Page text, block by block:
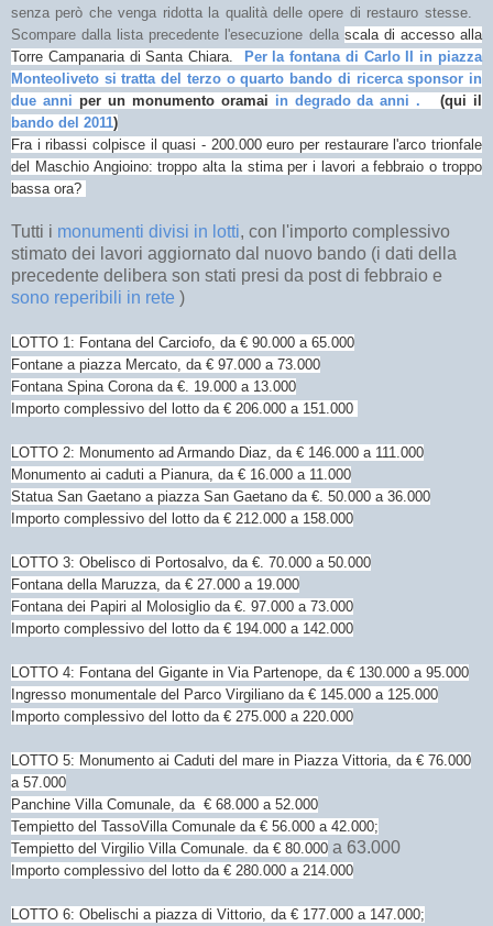
senza però che venga ridotta la qualità delle opere di restauro stesse.
Scompare dalla lista precedente l'esecuzione della scala di accesso alla
Torre Campanaria di Santa Chiara.
Per la fontana di Carlo II in piazza
Monteoliveto si tratta del terzo o quarto bando di ricerca sponsor in
due anni per un monumento oramai in degrado da anni .(qui il
bando del 2011)
Fra i ribassi colpisce il quasi - 200.000 euro per restaurare l'arco trionfale
del Maschio Angioino: troppo alta la stima per i lavori a febbraio o troppo
bassa ora?
Tutti i monumenti divisi in lotti, con l'importo complessivo
stimato dei lavori aggiornato dal nuovo bando (i dati della
precedente delibera son stati presi da post di febbraio e
sono reperibili in rete )
LOTTO 1: Fontana del Carciofo, da € 90.000 a 65.000
Fontane a piazza Mercato, da € 97.000 a 73.000
Fontana Spina Corona da €. 19.000 a 13.000
Importo complessivo del lotto da € 206.000 a 151.000
LOTTO 2: Monumento ad Armando Diaz, da € 146.000 a 111.000
Monumento ai caduti a Pianura, da € 16.000 a 11.000
Statua San Gaetano a piazza San Gaetano da €. 50.000 a 36.000
Importo complessivo del lotto da € 212.000 a 158.000
LOTTO 3: Obelisco di Portosalvo, da €. 70.000 a 50.000
Fontana della Maruzza, da € 27.000 a 19.000
Fontana dei Papiri al Molosiglio da €. 97.000 a 73.000
Importo complessivo del lotto da € 194.000 a 142.000
LOTTO 4: Fontana del Gigante in Via Partenope, da € 130.000 a 95.000
Ingresso monumentale del Parco Virgiliano da € 145.000 a 125.000
Importo complessivo del lotto da € 275.000 a 220.000
LOTTO 5: Monumento ai Caduti del mare in Piazza Vittoria, da € 76.000
a 57.000
Panchine Villa Comunale, da € 68.000 a 52.000
Tempietto del TassoVilla Comunale da € 56.000 a 42.000;
Tempietto del Virgilio Villa Comunale. da € 80.000 a 63.000
Importo complessivo del lotto da € 280.000 a 214.000
LOTTO 6: Obelischi a piazza di Vittorio, da € 177.000 a 147.000;